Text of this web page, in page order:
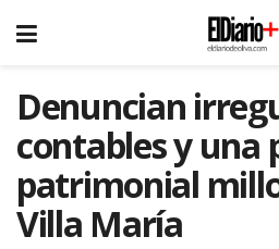
Denuncian
contables y una
patrimonial
Villa María